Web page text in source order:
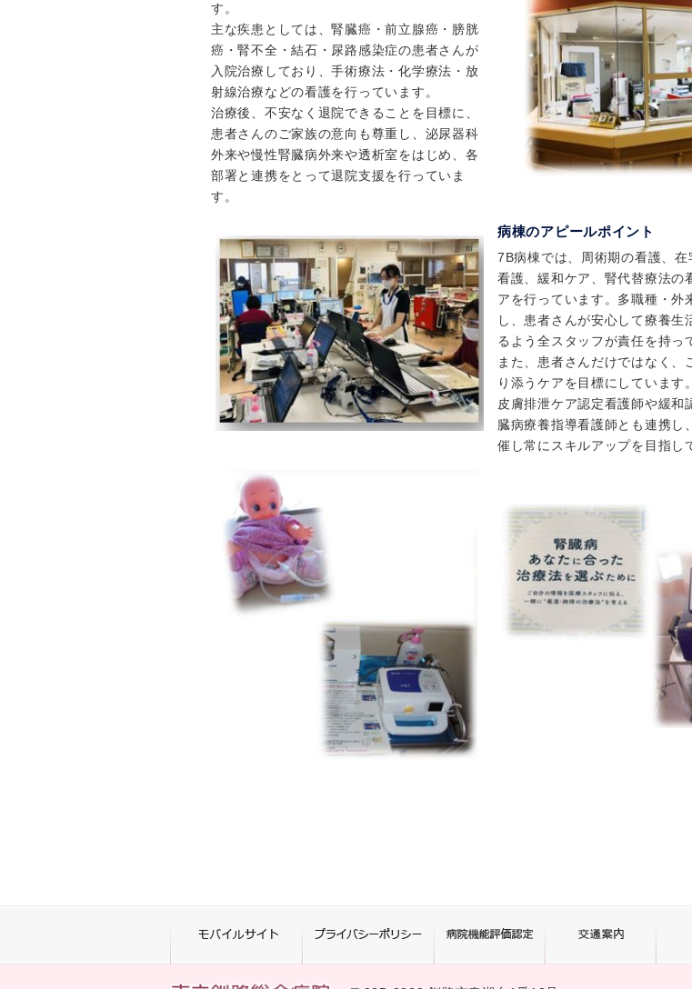
す。
主な疾患としては、腎臓癌・前立腺癌・膀胱
癌・腎不全・結石・尿路感染症の患者さんが
入院治療しており、手術療法・化学療法・放
射線治療などの看護を行っています。
治療後、不安なく退院できることを目標に、
患者さんのご家族の意向も尊重し、泌尿器科
外来や慢性腎臓病外来や透析室をはじめ、各
部署と連携をとって退院支援を行っていま
す。
病棟のアピールポイント
7B病棟では、周術期の看護、
看護、緩和ケア、腎代替療法の
アを行っています。多職種・外
し、患者さんが安心して療養生
るよう全スタッフが責任を持っ
また、患者さんだけではなく、
り添うケアを目標にしています。
皮膚排泄ケア認定看護師や緩和
臓病療養指導看護師とも連携し
催し常にスキルアップを目指し